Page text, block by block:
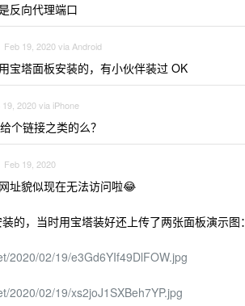
反向代理端口
Feb 19, 2020 via Android
宝塔面板安装的，有小伙伴装过 OK
19, 2020 via iPhone
个链接之类的么？
Feb 19, 2020
址貌似现在无法访问啦😂
的，当时用宝塔装好还上传了两张面板演示图：
2020/02/19/e3Gd6YIf49DlFOW.jpg
2020/02/19/xs2joJ1SXBeh7YP.jpg